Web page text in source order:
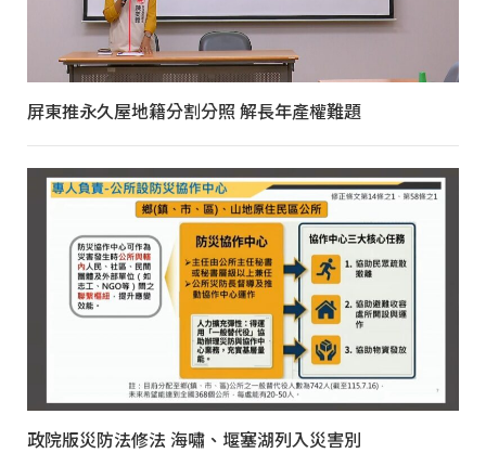
屏東推永久屋地籍分割分照 解長年產權難題
政院版災防法修法 海嘯、堰塞湖列入災害別